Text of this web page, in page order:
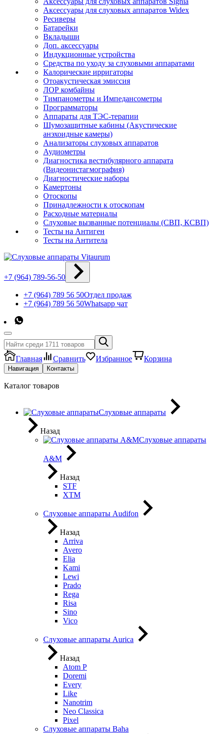
Аксессуары для слуховых аппаратов Widex
Ресиверы
Батарейки
Вкладыши
Доп. аксессуары
Индукционные устройства
Средства по уходу за слуховыми аппаратами
Калорические ирригаторы
Отоакустическая эмиссия
ЛОР комбайны
Тимпанометры и Импедансометры
Программаторы
Аппараты для ТЭС-терапии
Шумозащитные кабины (Акустические
анэхоидные камеры)
Анализаторы слуховых аппаратов
Аудиометры
Диагностика вестибулярного аппарата
(Видеонистагмография)
Диагностические наборы
Камертоны
Отоскопы
Принадлежности к отоскопам
Расходные материалы
Слуховые вызванные потенциалы (СВП, КСВП)
Тесты на Антиген
Тесты на Антитела
+7 (964) 789-56-50
+7 (964) 789 56 50Отдел продаж
+7 (964) 789 56 50Whatsapp чат
Главная Сравнить Избранное Корзина
Навигация Контакты
Каталог товаров
Слуховые аппараты
Назад
Слуховые аппараты
A&M
Назад
STF
XTM
Слуховые аппараты Audifon
Назад
Arriva
Avero
Elia
Kami
Lewi
Prado
Rega
Risa
Sino
Vico
Слуховые аппараты Aurica
Назад
Atom P
Doremi
Every
Like
Nanotrim
Neo Classica
Pixel
Слуховые аппараты Baha